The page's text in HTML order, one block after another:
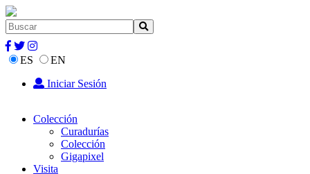
ES
EN
Iniciar Sesión
Colección
Curadurías
Colección
Gigapixel
Visita